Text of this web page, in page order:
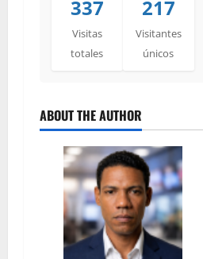
337
Visitas
totales
217
Visitantes
únicos
ABOUT THE AUTHOR